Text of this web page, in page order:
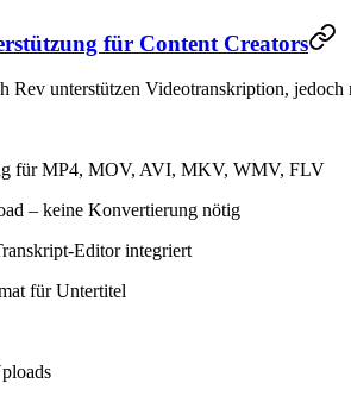
für Content Creators
Rev unterstützen Videotranskription,
für MP4, MOV, AVI, MKV, WMV, FLV
– keine Konvertierung nötig
Editor integriert
für Untertitel